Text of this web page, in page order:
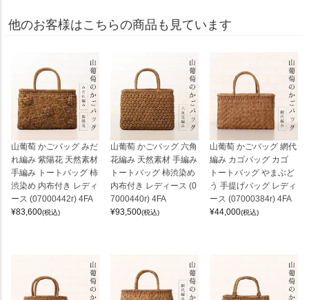
他のお客様はこちらの商品も見ています
山葡萄 かごバッグ みだ
れ編み 紫陽花 天然素材
手編み トートバッグ 柿
渋染め 内布付き レディ
ース (07000442r) 4FA
¥83,600(税込)
山葡萄 かごバッグ 六角
花編み 天然素材 手編み
トートバッグ 柿渋染め
内布付き レディース (0
7000440r) 4FA
¥93,500(税込)
山葡萄 かごバッグ 網代
編み カゴバッグ カゴ
トートバッグ やまぶど
う 手提げバッグ レディ
ース (07000384r) 4FA
¥44,000(税込)